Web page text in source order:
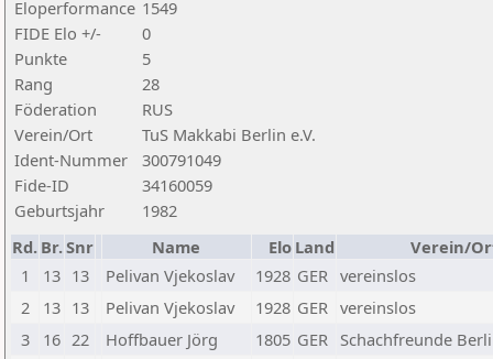
Eloperformance 1549
FIDE Elo +/-
0
Punkte
5
Rang
28
Föderation
RUS
Verein/Ort
TuS Makkabi Berlin e.V.
Ident-Nummer
300791049
Fide-ID
34160059
Geburtsjahr
1982
Rd. Br.Snr Name Elo Land
Verein/
1
13 13 Pelivan Vjekoslav 1928 GER vereinslos
2
13 13 Pelivan Vjekoslav 1928 GER vereinslos
3
16 22 Hoffbauer Jörg 1805 GER Schachfreunde